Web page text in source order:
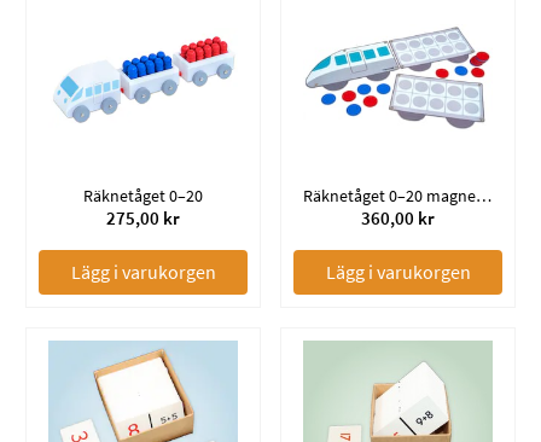
Räknetåget 0–20
275,00 kr
Lägg i varukorgen
Räknetåget 0–20 magnetiskt
360,00 kr
Lägg i varukorgen